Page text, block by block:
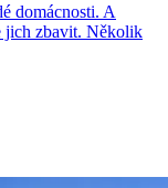
domácnosti. A
jich zbavit. Několik